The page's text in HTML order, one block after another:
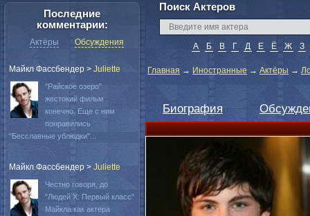
Поиск Актеров
А Б В Г Д Е Ё Ж З
Главная → Иностранные → Актёры →
Биография
Последние
комментарии:
Актёры Обсуждения
Майкл Фассбендер > Juliette
"Райское озеро"
жестокий фильм
конечно. Еще с ним
понравились
"Бесславные ублюдки"...
Майкл Фассбендер > Juliette
Честно говоря, до
"Людей Х: Первый класс"
Майкла как актера